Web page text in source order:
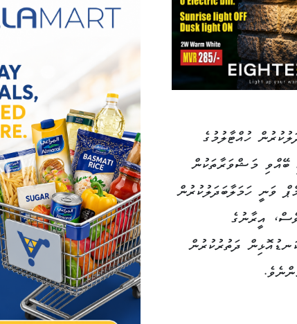
ހަމަލާބަދަލުކުރުން ހުއްޓާލުމުގެ
ބޭއްވި މަޝްވަރާތަކުން
ވަނީ ހަމަލާބަދަލުކުރުން
އީރާނުގެ
ދަތުރުކުރުން